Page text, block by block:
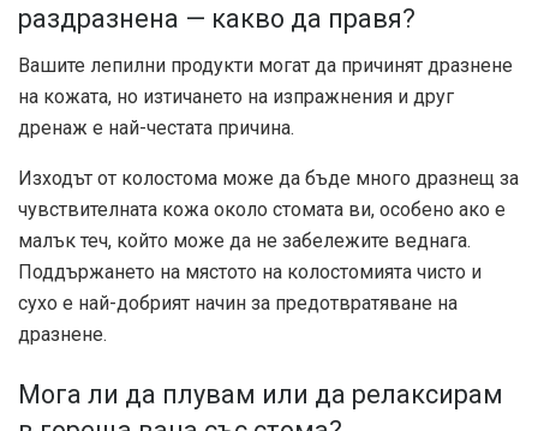
раздразнена — какво да правя?
Вашите лепилни продукти могат да причинят дразнене
на кожата, но изтичането на изпражнения и друг
дренаж е най-честата причина.
Изходът от колостома може да бъде много дразнещ за
чувствителната кожа около стомата ви, особено ако е
малък теч, който може да не забележите веднага.
Поддържането на мястото на колостомията чисто и
сухо е най-добрият начин за предотвратяване на
дразнене.
Мога ли да плувам или да релаксирам